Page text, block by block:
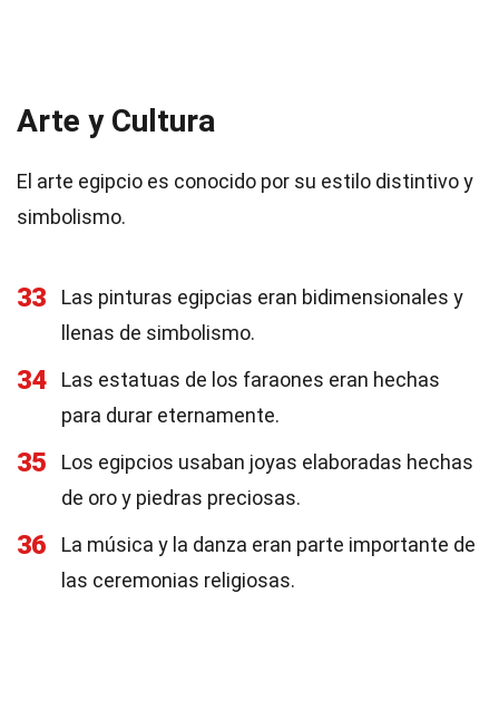
Arte y Cultura
El arte egipcio es conocido por su estilo distintivo y
simbolismo.
33
Las pinturas egipcias eran bidimensionales y
llenas de simbolismo.
34
Las estatuas de los faraones eran hechas
para durar eternamente.
35
Los egipcios usaban joyas elaboradas hechas
de oro y piedras preciosas.
36
La música y la danza eran parte importante de
las ceremonias religiosas.